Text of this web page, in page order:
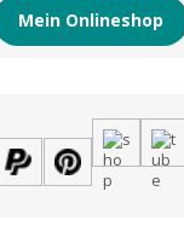
Mein Onlineshop